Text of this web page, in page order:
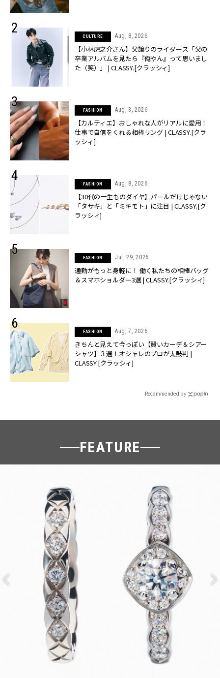
CULTURE Aug, 8, 2026
【小林虎之介さん】父譲りのライダース「父の
卒業アルバムを見たら『俺やん』って思いまし
た（笑）」 | CLASSY.[クラッシィ]
FASHION Aug, 3, 2026
【カルティエ】おしゃれな人がリアルに愛用！
仕事で自信をくれる相棒リング | CLASSY.[クラ
ッシィ]
FASHION Aug, 8, 2026
【30代の一生ものダイヤ】パールだけじゃない
「タサキ」と「ミキモト」に注目 | CLASSY.[ク
ラッシィ]
FASHION Jul, 29, 2026
通勤がもっと身軽に！ 働く私たちの相棒バッグ
＆スマホショルダー3選 | CLASSY.[クラッシィ]
FASHION Aug, 7, 2026
きちんと見えて今っぽい【賢いカーデ＆シアー
シャツ】３選！オシャレのプロが太鼓判 |
CLASSY.[クラッシィ]
Recommended by
FEATURE